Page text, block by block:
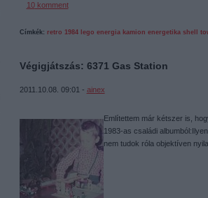
10komment
Címkék: retro 1984 lego energia kamion energetika shell
Végigjátszás: 6371 Gas Station
2011.10.08. 09:01 - ainex
Említettem már kétszer is,
1983-as családi
nem tudok róla objektíven